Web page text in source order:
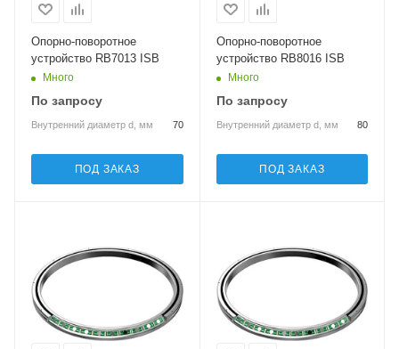
Опорно-поворотное
устройство RB7013 ISB
Много
По запросу
Внутренний диаметр d, мм 70
ПОД ЗАКАЗ
Опорно-поворотное
устройство RB8016 ISB
Много
По запросу
Внутренний диаметр d, мм 80
ПОД ЗАКАЗ